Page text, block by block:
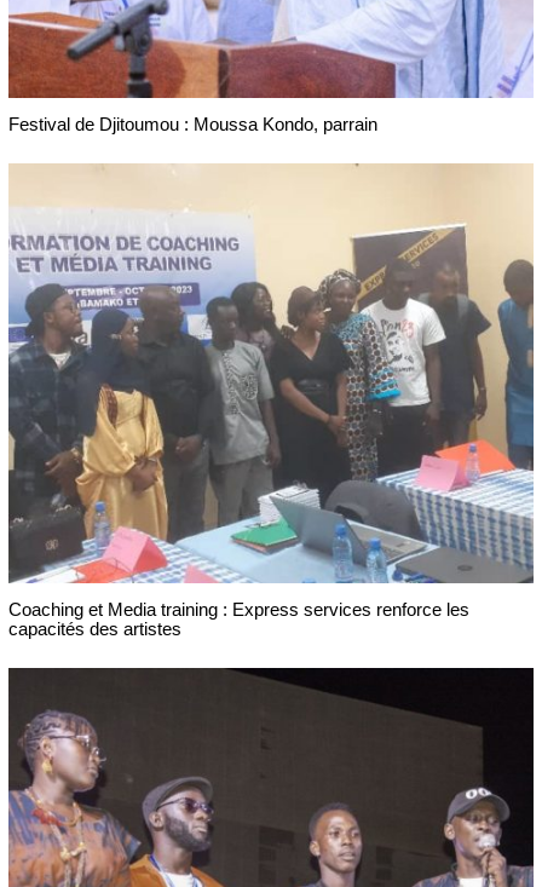
Festival de Djitoumou : Moussa Kondo, parrain
Coaching et Media training : Express services renforce les
capacités des artistes